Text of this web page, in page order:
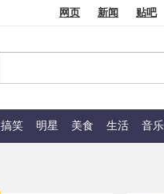
网页 新闻 贴吧
搞笑 明星 美食 生活 音乐